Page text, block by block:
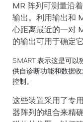
MR 阵列可测量沿
输出。利用输出和
心距离最近的一对
的输出可用于确定
SMART 表示这是可以
供自诊断功能和数据
控制。
这些装置采用了专
器阵列的组合来精